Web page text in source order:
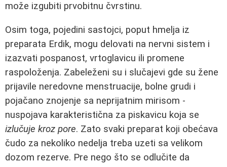
može izgubiti prvobitnu čvrstinu.
Osim toga, pojedini sastojci, poput hmelja iz
preparata Erdik, mogu delovati na nervni sistem i
izazvati pospanost, vrtoglavicu ili promene
raspoloženja. Zabeleženi su i slučajevi gde su žene
prijavile neredovne menstruacije, bolne grudi i
pojačano znojenje sa neprijatnim mirisom -
nuspojava karakteristična za piskavicu koja se
izlučuje kroz pore. Zato svaki preparat koji obećava
čudo za nekoliko nedelja treba uzeti sa velikom
dozom rezerve. Pre nego što se odlučite da